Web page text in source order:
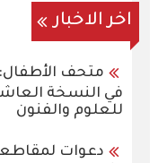
اخر الاخبار
في النسخة
للعلوم والفنون
دعوات